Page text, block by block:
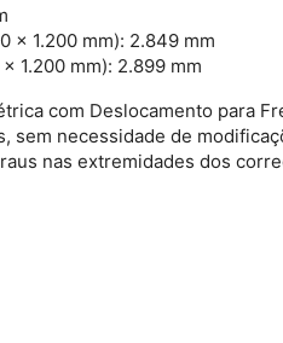
× 1.200 mm): 2.849 mm
1.200 mm): 2.899 mm
com Deslocamento para
necessidade de
nas extremidades dos